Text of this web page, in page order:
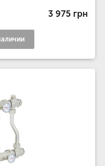
3 975 грн